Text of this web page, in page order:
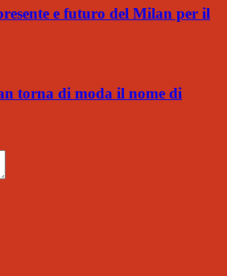
e futuro del Milan per il
torna di moda il nome di